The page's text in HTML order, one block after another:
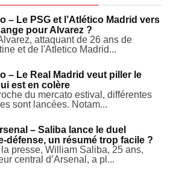
– Le PSG et l’Atlético Madrid vers
pour Alvarez ?
attaquant de 26 ans de
et de l'Atletico Madrid...
– Le Real Madrid veut piller le
est en colère
du mercato estival, différentes
sont lancées. Notam...
– Saliba lance le duel
défense, un résumé trop facile ?
la presse, William Saliba, 25 ans,
central d’Arsenal, a pl...